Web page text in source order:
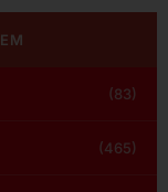
(83)
(465)